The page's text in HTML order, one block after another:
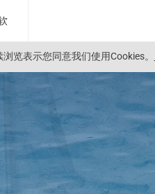
浏览表示您同意我们使用Cookies。